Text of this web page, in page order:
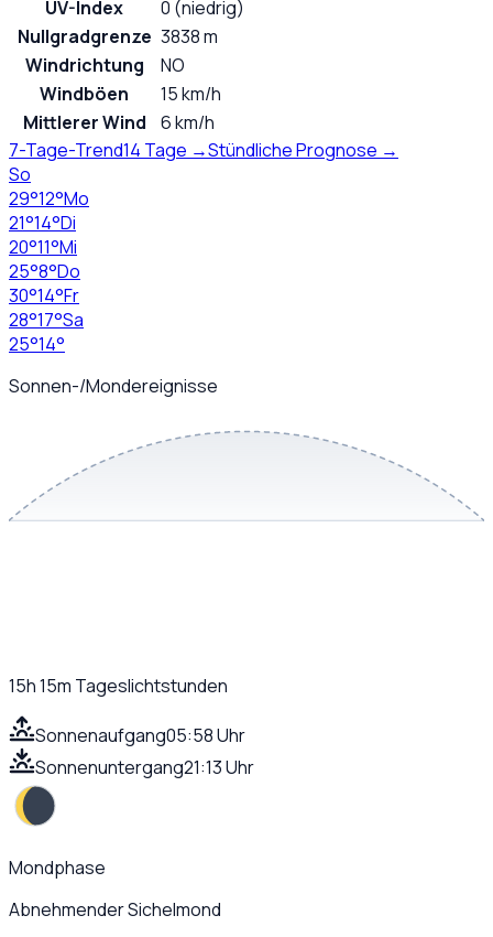
UV-Index
0 (niedrig)
Nullgradgrenze 3838 m
Windrichtung
NO
Windböen
15 km/h
Mittlerer Wind
6 km/h
7-Tage-Trend14 Tage →Stündliche Prognose →
So
29°12°Mo
21°14°Di
20°11°Mi
25°8°Do
30°14°Fr
28°17°Sa
25°14°
Sonnen-/Mondereignisse
15h 15m Tageslichtstunden
Sonnenaufgang05:58 Uhr
Sonnenuntergang21:13 Uhr
Mondphase
Abnehmender Sichelmond